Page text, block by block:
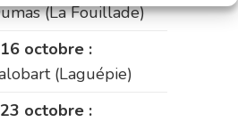
(La Fouillade)
octobre :
(Laguépie)
octobre :